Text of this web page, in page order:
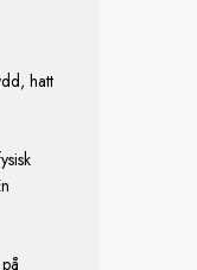
hatt